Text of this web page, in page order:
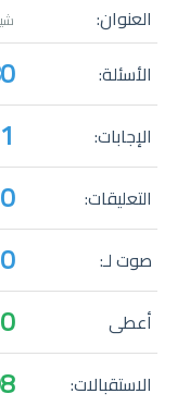
العنوان:
الأسئلة:
الإجابات: 1
التعليقات: 0
صوت لـ: 0
أعطى 0
الاستقبالات: